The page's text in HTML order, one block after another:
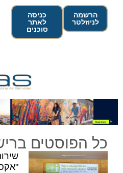
הרשמה
לניוזלטר
כניסה
לאתר
סוכנים
כל הפוסטים